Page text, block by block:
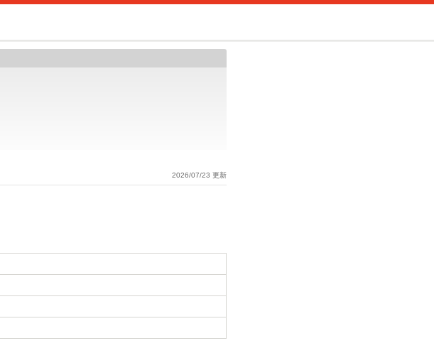
2026/07/23 更新